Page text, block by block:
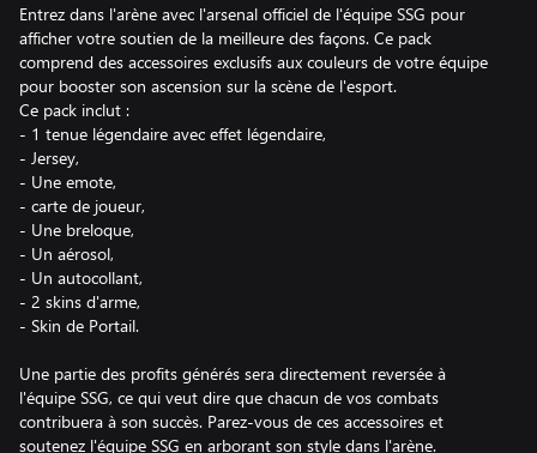
Entrez dans l'arène avec l'arsenal officiel de l'équipe SSG pour
afficher votre soutien de la meilleure des façons. Ce pack
comprend des accessoires exclusifs aux couleurs de votre équipe
pour booster son ascension sur la scène de l'esport.
Ce pack inclut :
- 1 tenue légendaire avec effet légendaire,
- Jersey,
- Une emote,
- carte de joueur,
- Une breloque,
- Un aérosol,
- Un autocollant,
- 2 skins d'arme,
- Skin de Portail.
Une partie des profits générés sera directement reversée à
l'équipe SSG, ce qui veut dire que chacun de vos combats
contribuera à son succès. Parez-vous de ces accessoires et
soutenez l'équipe SSG en arborant son style dans l'arène.